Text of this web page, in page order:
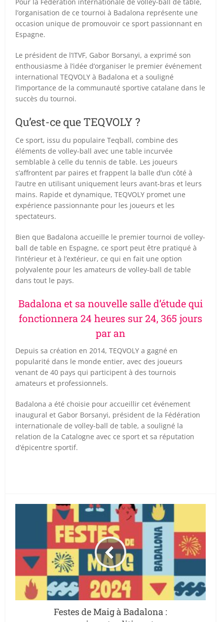
l’organisation de ce tournoi à Badalona représente une
occasion unique de promouvoir ce sport passionnant en
Espagne.
Le président de l’ITVF, Gabor Borsanyi, a exprimé son
enthousiasme à l’idée d’organiser le premier événement
international TEQVOLY à Badalona et a souligné
l’importance de la communauté sportive catalane dans le
succès du tournoi.
Qu’est-ce que TEQVOLY ?
Ce sport, issu du populaire Teqball, combine des
éléments de volley-ball avec une table incurvée
semblable à celle du tennis de table. Les joueurs
s’affrontent par paires et frappent la balle d’un côté à
l’autre en utilisant uniquement leurs avant-bras et leurs
mains. Rapide et dynamique, TEQVOLY promet une
expérience passionnante pour les joueurs et les
spectateurs.
Bien que Badalona accueille le premier tournoi de volley-
ball de table en Espagne, ce sport peut être pratiqué à
l’intérieur et à l’extérieur, ce qui en fait une option
polyvalente pour les amateurs de volley-ball de table
dans tout le pays.
Badalona et sa nouvelle salle d’étude qui
fonctionnera 24 heures sur 24, 365 jours
par an
Depuis sa création en 2014, TEQVOLY a gagné en
popularité dans le monde entier, avec des joueurs
venant de 40 pays qui participent à des tournois
amateurs et professionnels.
Badalona a été choisie pour accueillir cet événement
inaugural et Gabor Borsanyi, président de la Fédération
internationale de volley-ball de table, a souligné la
relation de la Catalogne avec ce sport et sa réputation
d’épicentre sportif.
Festes de Maig à Badalona :